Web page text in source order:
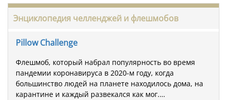
Энциклопедия челленджей и флешмобов
Pillow Challenge
Флешмоб, который набрал популярность во время
пандемии коронавируса в 2020-м году, когда
большинство людей на планете находилось дома, на
карантине и каждый развекался как мог.…